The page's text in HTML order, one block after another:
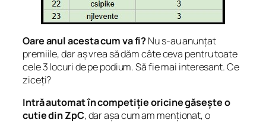
Oare anul acesta cum va fi?Nu s-au anunțat
premiile, dar aș vrea să dăm câte ceva pentru toate
cele 3 locuri de pe podium. Să fie mai interesant. Ce
ziceți?
Intră automat în competiție oricine găsește o
cutie din ZpC, dar așa cum am menționat, o